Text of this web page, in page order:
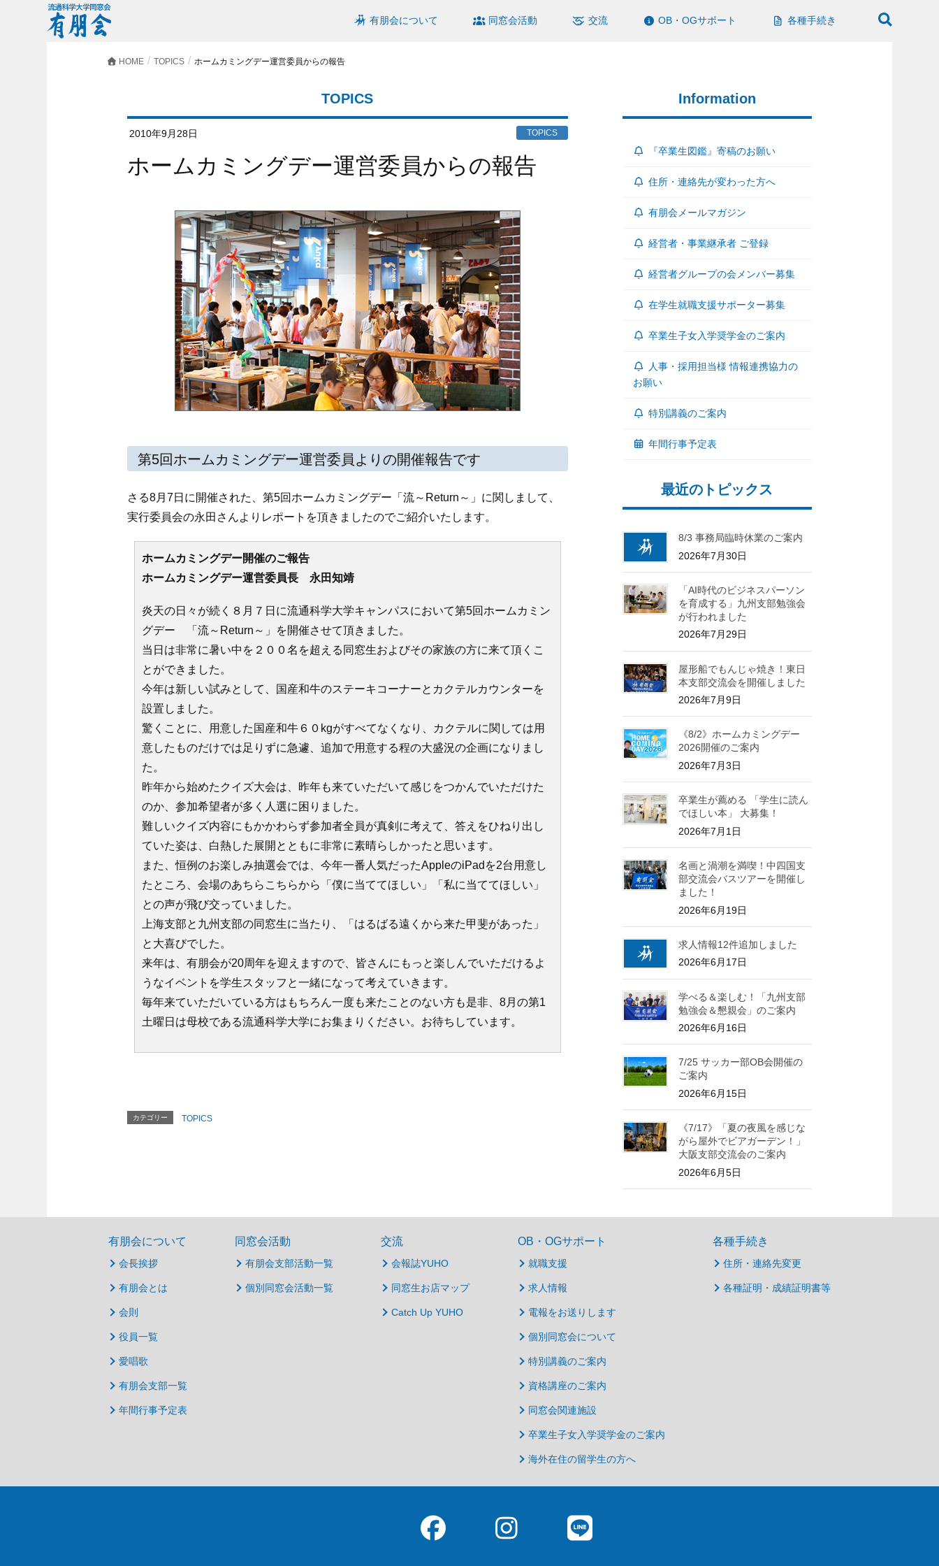
有朋会について 同窓会活動 交流 OB・OGサポート 各種手続き
HOME TOPICS ホームカミングデー運営委員からの報告
TOPICS
2010年9月28日 TOPICS
ホームカミングデー運営委員からの報告
第5回ホームカミングデー運営委員よりの開催報告です
さる8月7日に開催された、第5回ホームカミングデー「流～Return～」に関しまして、
実行委員会の永田さんよりレポートを頂きましたのでご紹介いたします。
ホームカミングデー開催のご報告
ホームカミングデー運営委員長 永田知靖
炎天の日々が続く８月７日に流通科学大学キャンパスにおいて第5回ホームカミン
グデー 「流～Return～」を開催させて頂きました。
当日は非常に暑い中を２００名を超える同窓生およびその家族の方に来て頂くこ
とができました。
今年は新しい試みとして、国産和牛のステーキコーナーとカクテルカウンターを
設置しました。
驚くことに、用意した国産和牛６０kgがすべてなくなり、カクテルに関しては用
意したものだけでは足りずに急遽、追加で用意する程の大盛況の企画になりまし
た。
昨年から始めたクイズ大会は、昨年も来ていただいて感じをつかんでいただけた
のか、参加希望者が多く人選に困りました。
難しいクイズ内容にもかかわらず参加者全員が真剣に考えて、答えをひねり出し
ていた姿は、白熱した展開とともに非常に素晴らしかったと思います。
また、恒例のお楽しみ抽選会では、今年一番人気だったAppleのiPadを2台用意し
たところ、会場のあちらこちらから「僕に当ててほしい」「私に当ててほしい」
との声が飛び交っていました。
上海支部と九州支部の同窓生に当たり、「はるばる遠くから来た甲斐があった」
と大喜びでした。
来年は、有朋会が20周年を迎えますので、皆さんにもっと楽しんでいただけるよ
うなイベントを学生スタッフと一緒になって考えていきます。
毎年来ていただいている方はもちろん一度も来たことのない方も是非、8月の第1
土曜日は母校である流通科学大学にお集まりください。お待ちしています。
カテゴリー TOPICS
Information
『卒業生図鑑』寄稿のお願い
住所・連絡先が変わった方へ
有朋会メールマガジン
経営者・事業継承者 ご登録
経営者グループの会メンバー募集
在学生就職支援サポーター募集
卒業生子女入学奨学金のご案内
人事・採用担当様 情報連携協力の
お願い
特別講義のご案内
年間行事予定表
最近のトピックス
8/3 事務局臨時休業のご案内
2026年7月30日
「AI時代のビジネスパーソン
を育成する」九州支部勉強会
が行われました
2026年7月29日
屋形船でもんじゃ焼き！東日
本支部交流会を開催しました
2026年7月9日
《8/2》ホームカミングデー
2026開催のご案内
2026年7月3日
卒業生が薦める 「学生に読ん
でほしい本」 大募集！
2026年7月1日
名画と渦潮を満喫！中四国支
部交流会バスツアーを開催し
ました！
2026年6月19日
求人情報12件追加しました
2026年6月17日
学べる＆楽しむ！「九州支部
勉強会＆懇親会」のご案内
2026年6月16日
7/25 サッカー部OB会開催の
ご案内
2026年6月15日
《7/17》「夏の夜風を感じな
がら屋外でビアガーデン！」
大阪支部交流会のご案内
2026年6月5日
有朋会について
会長挨拶
有朋会とは
会則
役員一覧
愛唱歌
有朋会支部一覧
年間行事予定表
同窓会活動
有朋会支部活動一覧
個別同窓会活動一覧
交流
会報誌YUHO
同窓生お店マップ
Catch Up YUHO
OB・OGサポート
就職支援
求人情報
電報をお送りします
個別同窓会について
特別講義のご案内
資格講座のご案内
同窓会関連施設
卒業生子女入学奨学金のご案内
海外在住の留学生の方へ
各種手続き
住所・連絡先変更
各種証明・成績証明書等